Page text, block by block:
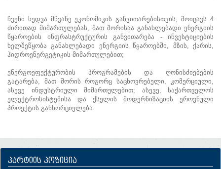
ჩვენი ხედვა მწვანე ეკონომიკის განვითარებისთვის, მოიცავს 4
ძირითად მიმართულებას, მათ შორისაა განახლებადი ენერგიის
წყაროების ინფრასტრუქტურის განვითარება - ინვესტიციების
ხელშეწყობა განახლებადი ენერგიის წყაროებში, მზის, ქარის,
ჰიდროენერგეტიკის მიმართულებით;
ენერგოეფექტურობის პროგრამების და ღონისძიებების
გატარება, მათ შორის როგორც საცხოვრებელი, კომერციული,
ასევე ინდუსტრიული მიმართულებით; ასევე, საქართველოს
ელექტროსისტემისა და ქსელის მოდერნიზაციის ეროვნული
პროექტის განხორციელება.
პარტიის პოზიცია